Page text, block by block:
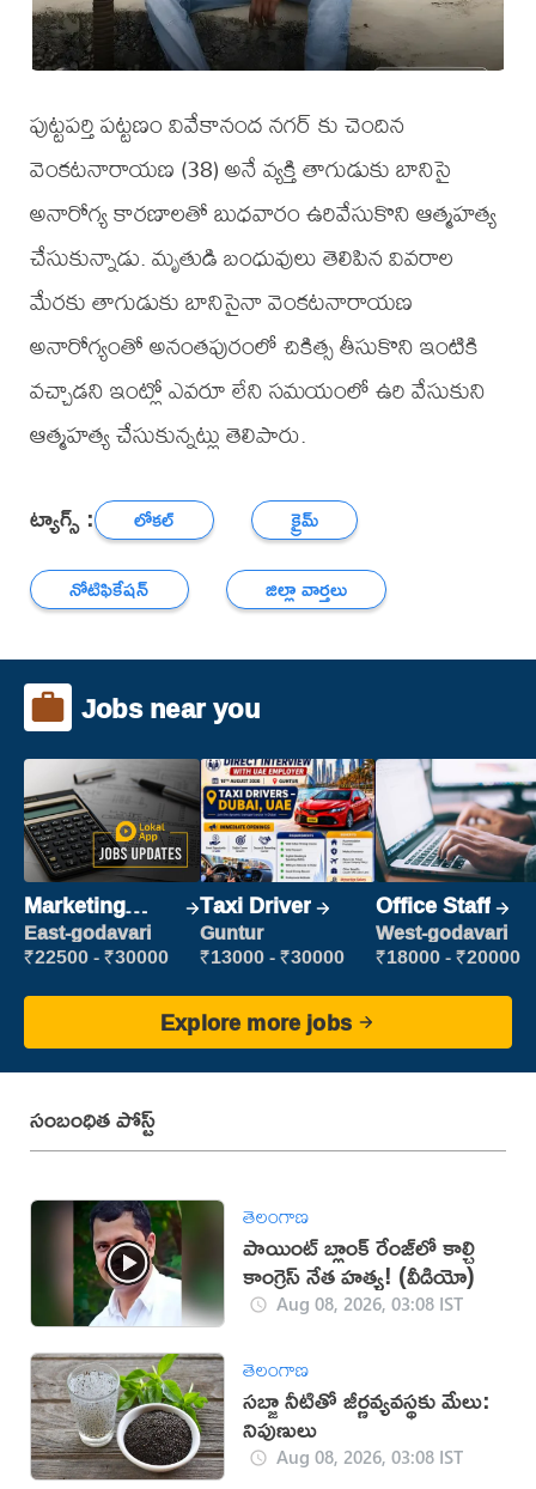
పుట్టపర్తి పట్టణం వివేకానంద నగర్ కు చెందిన
వెంకటనారాయణ (38) అనే వ్యక్తి తాగుడుకు బానిసై
అనారోగ్య కారణాలతో బుధవారం ఉరివేసుకొని ఆత్మహత్య
చేసుకున్నాడు. మృతుడి బంధువులు తెలిపిన వివరాల
మేరకు తాగుడుకు బానిసైనా వెంకటనారాయణ
అనారోగ్యంతో అనంతపురంలో చికిత్స తీసుకొని ఇంటికి
వచ్చాడని ఇంట్లో ఎవరూ లేని సమయంలో ఉరి వేసుకుని
ఆత్మహత్య చేసుకున్నట్లు తెలిపారు.
ట్యాగ్స్ : లోకల్
క్రైమ్
నోటిఫికేషన్
జిల్లా వార్తలు
Jobs near you
Marketing
Executive
East-godavari
₹22500 - ₹30000
Taxi Driver
Guntur
₹13000 - ₹30000
Office Staff
West-godavari
₹18000 - ₹20000
Explore more jobs
సంబంధిత పోస్ట్
తెలంగాణ
పాయింట్ బ్లాంక్ రేంజ్‌లో కాల్చి
కాంగ్రెస్ నేత హత్య! (వీడియో)
Aug 08, 2026, 03:08 IST
తెలంగాణ
సబ్జా నీటితో జీర్ణవ్యవస్థకు మేలు:
నిపుణులు
Aug 08, 2026, 03:08 IST